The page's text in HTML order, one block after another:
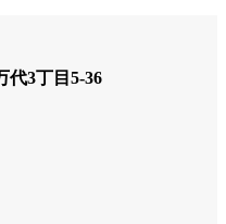
代3丁目5-36